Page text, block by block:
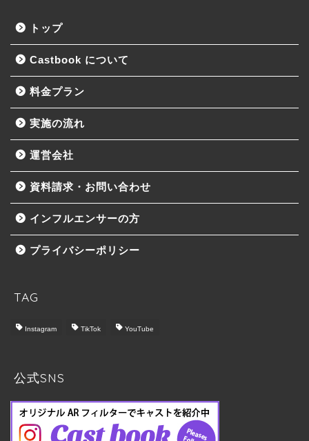
トップ
Castbook について
料金プラン
実施の流れ
運営会社
資料請求・お問い合わせ
インフルエンサーの方
プライバシーポリシー
TAG
Instagram TikTok YouTube
公式SNS
料金プラン